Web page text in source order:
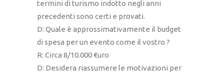
termini di turismo indotto negli anni
precedenti sono certi e provati.
D: Quale è approssimativamente il budget
di spesa per un evento come il vostro ?
R: Circa 8/10.000 €uro
D: Desidera riassumere le motivazioni per